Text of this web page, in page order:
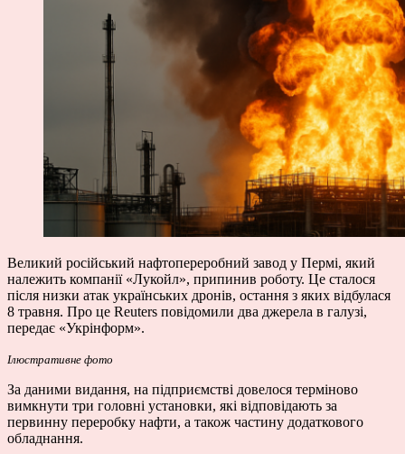
Великий російський нафтопереробний завод у Пермі, який
належить компанії «Лукойл», припинив роботу. Це сталося
після низки атак українських дронів, остання з яких відбулася
8 травня. Про це Reuters повідомили два джерела в галузі,
передає «Укрінформ».
Ілюстративне фото
За даними видання, на підприємстві довелося терміново
вимкнути три головні установки, які відповідають за
первинну переробку нафти, а також частину додаткового
обладнання.